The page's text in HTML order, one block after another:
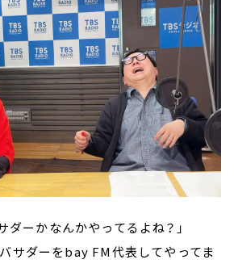
ダーかなんかやってるよね？」
サダーをbay FM代表してやってま